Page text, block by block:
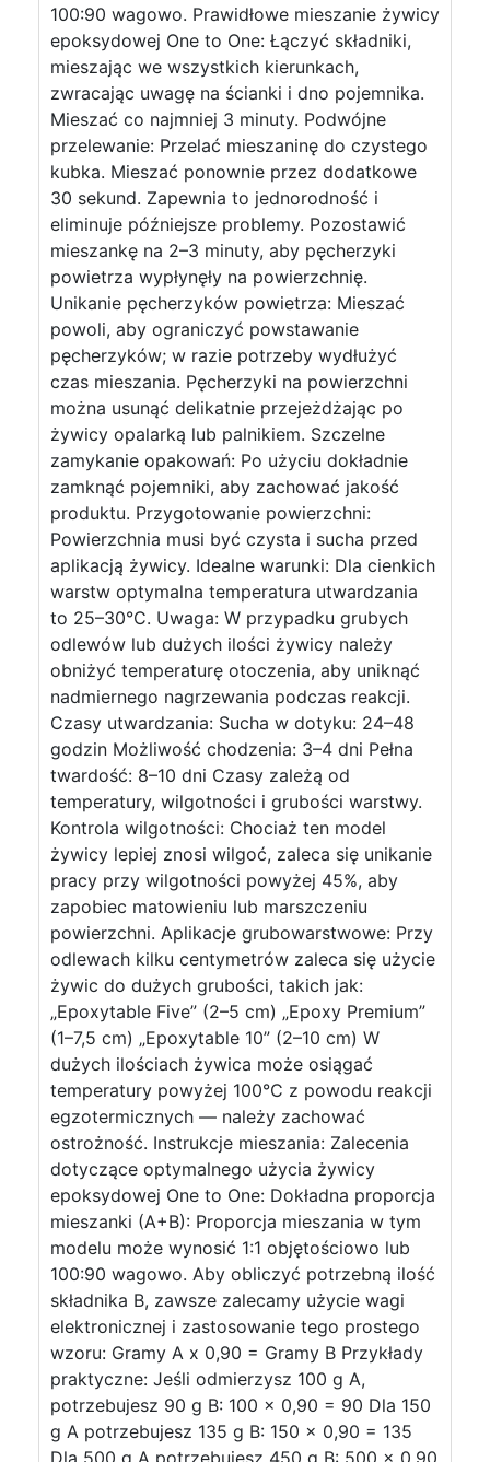
100:90 wagowo. Prawidłowe mieszanie żywicy
epoksydowej One to One: Łączyć składniki,
mieszając we wszystkich kierunkach,
zwracając uwagę na ścianki i dno pojemnika.
Mieszać co najmniej 3 minuty. Podwójne
przelewanie: Przelać mieszaninę do czystego
kubka. Mieszać ponownie przez dodatkowe
30 sekund. Zapewnia to jednorodność i
eliminuje późniejsze problemy. Pozostawić
mieszankę na 2–3 minuty, aby pęcherzyki
powietrza wypłynęły na powierzchnię.
Unikanie pęcherzyków powietrza: Mieszać
powoli, aby ograniczyć powstawanie
pęcherzyków; w razie potrzeby wydłużyć
czas mieszania. Pęcherzyki na powierzchni
można usunąć delikatnie przejeżdżając po
żywicy opalarką lub palnikiem. Szczelne
zamykanie opakowań: Po użyciu dokładnie
zamknąć pojemniki, aby zachować jakość
produktu. Przygotowanie powierzchni:
Powierzchnia musi być czysta i sucha przed
aplikacją żywicy. Idealne warunki: Dla cienkich
warstw optymalna temperatura utwardzania
to 25–30°C. Uwaga: W przypadku grubych
odlewów lub dużych ilości żywicy należy
obniżyć temperaturę otoczenia, aby uniknąć
nadmiernego nagrzewania podczas reakcji.
Czasy utwardzania: Sucha w dotyku: 24–48
godzin Możliwość chodzenia: 3–4 dni Pełna
twardość: 8–10 dni Czasy zależą od
temperatury, wilgotności i grubości warstwy.
Kontrola wilgotności: Chociaż ten model
żywicy lepiej znosi wilgoć, zaleca się unikanie
pracy przy wilgotności powyżej 45%, aby
zapobiec matowieniu lub marszczeniu
powierzchni. Aplikacje grubowarstwowe: Przy
odlewach kilku centymetrów zaleca się użycie
żywic do dużych grubości, takich jak:
„Epoxytable Five” (2–5 cm) „Epoxy Premium”
(1–7,5 cm) „Epoxytable 10” (2–10 cm) W
dużych ilościach żywica może osiągać
temperatury powyżej 100°C z powodu reakcji
egzotermicznych — należy zachować
ostrożność. Instrukcje mieszania: Zalecenia
dotyczące optymalnego użycia żywicy
epoksydowej One to One: Dokładna proporcja
mieszanki (A+B): Proporcja mieszania w tym
modelu może wynosić 1:1 objętościowo lub
100:90 wagowo. Aby obliczyć potrzebną ilość
składnika B, zawsze zalecamy użycie wagi
elektronicznej i zastosowanie tego prostego
wzoru: Gramy A x 0,90 = Gramy B Przykłady
praktyczne: Jeśli odmierzysz 100 g A,
potrzebujesz 90 g B: 100 x 0,90 = 90 Dla 150
g A potrzebujesz 135 g B: 150 x 0,90 = 135
Dla 500 g A potrzebujesz 450 g B: 500 x 0,90